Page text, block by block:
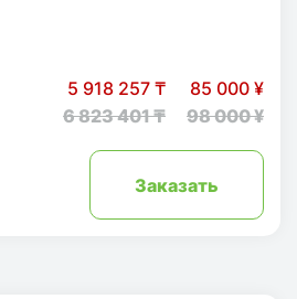
5 918 257 ₸
6 823 401 ₸
85 000 ¥
98 000 ¥
Заказать